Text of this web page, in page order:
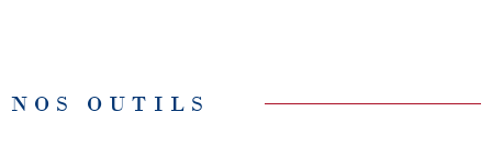
NOS OUTILS